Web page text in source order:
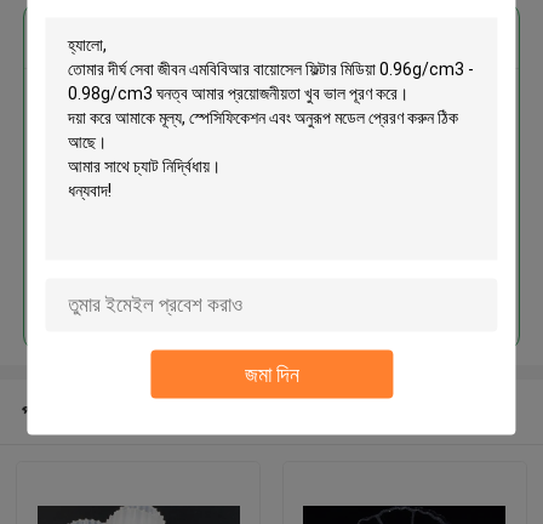
জমা দিন
দীর্ঘ সেবা জীবন এমবিবিআর বায়োসেল ফিল্টার
মিডিয়া 0.96g/cm3 - 0.98g/cm3
ঘনত্ব
প্রস্তাবিত পণ্য